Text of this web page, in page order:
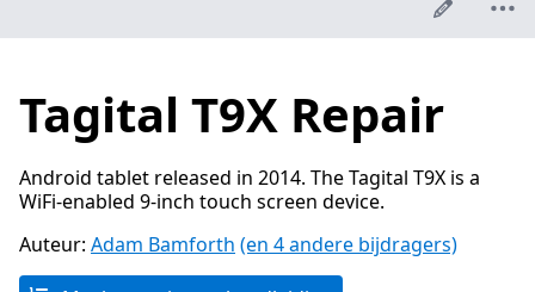
Tagital T9X Repair
Android tablet released in 2014. The Tagital T9X is a
WiFi-enabled 9-inch touch screen device.
Auteur: Adam Bamforth (en 4 andere bijdragers)